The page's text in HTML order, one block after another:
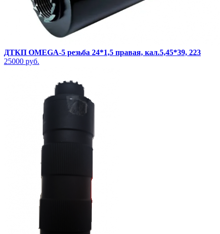
ДТКП OMEGA-5 резьба 24*1,5 правая, кал.5,45*39, 223
25000 руб.